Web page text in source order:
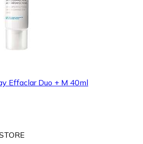
Effaclar Duo + M 40ml